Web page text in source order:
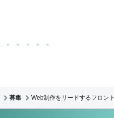
募集 Web制作をリードするフロン